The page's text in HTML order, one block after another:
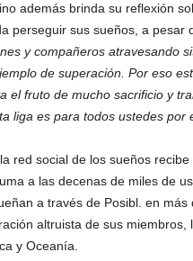
además brinda su reflexión
perseguir sus sueños, a pesar
y compañeros atravesando
de superación. Por eso
el fruto de mucho sacrificio y
liga es para todos ustedes
red social de los sueños
a las decenas de miles de
a través de Posibl. en
altruista de sus miembros,
y Oceanía.